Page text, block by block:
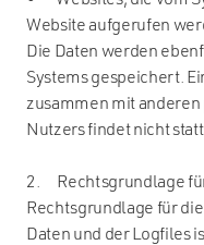
Website aufgerufen
Die Daten werden
Systems gespeichert.
zusammen mit
Nutzers findet nicht
2. Rechtsgrundlage
Rechtsgrundlage für
Daten und der Logfiles